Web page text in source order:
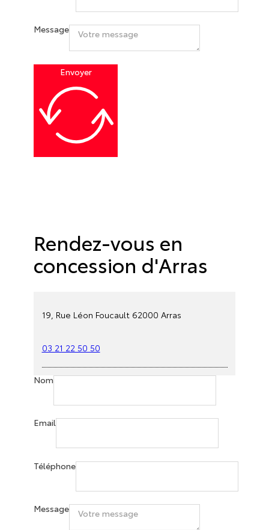
Message
Envoyer
Rendez-vous en
concession d'Arras
19, Rue Léon Foucault 62000 Arras
03 21 22 50 50
Nom
Email
Téléphone
Message